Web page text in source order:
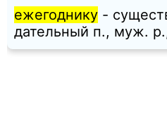
ежегоднику -
дательный п., муж.